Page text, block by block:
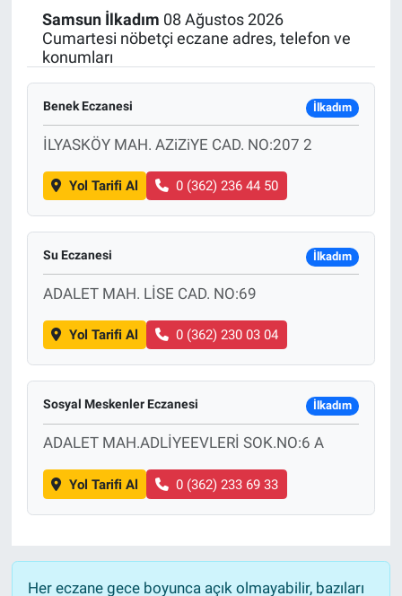
Samsun İlkadım 08 Ağustos 2026
Cumartesi nöbetçi eczane adres, telefon ve
konumları
Benek Eczanesi İlkadım
İLYASKÖY MAH. AZiZiYE CAD. NO:207 2
Yol Tarifi Al 0 (362) 236 44 50
Su Eczanesi İlkadım
ADALET MAH. LİSE CAD. NO:69
Yol Tarifi Al 0 (362) 230 03 04
Sosyal Meskenler Eczanesi İlkadım
ADALET MAH.ADLİYEEVLERİ SOK.NO:6 A
Yol Tarifi Al 0 (362) 233 69 33
Her eczane gece boyunca açık olmayabilir, bazıları
Politika
Bilecik
Kütahya
Gezi
Genel
Çevre
Magazin
Bilim ve Teknoloji